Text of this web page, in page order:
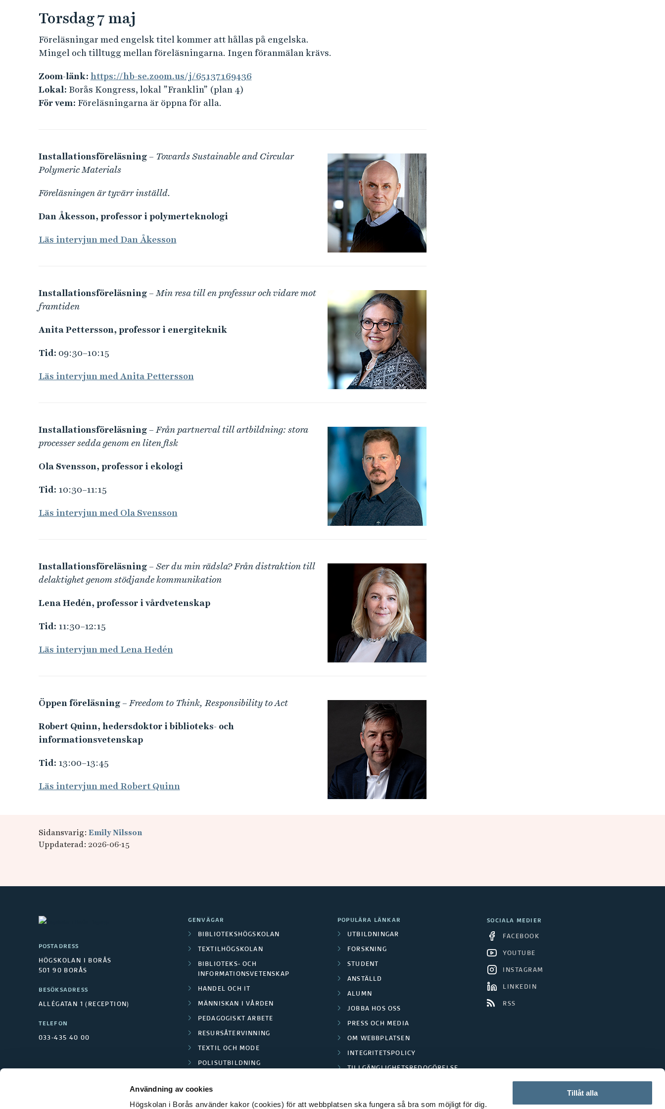
Användning av cookies
Högskolan i Borås använder kakor (cookies) för att webbplatsen ska fungera så bra som möjligt för dig.
Tillåt alla
Torsdag 7 maj
Föreläsningar med engelsk titel kommer att hållas på engelska.
Mingel och tilltugg mellan föreläsningarna. Ingen föranmälan krävs.
Zoom-länk: https://hb-se.zoom.us/j/65137169436
Lokal: Borås Kongress, lokal ”Franklin” (plan 4)
För vem: Föreläsningarna är öppna för alla.
Installationsföreläsning – Towards Sustainable and Circular
Polymeric Materials
Föreläsningen är tyvärr inställd.
Dan Åkesson, professor i polymerteknologi
Läs intervjun med Dan Åkesson
Installationsföreläsning – Min resa till en professur och vidare mot
framtiden
Anita Pettersson, professor i energiteknik
Tid: 09:30–10:15
Läs intervjun med Anita Pettersson
Installationsföreläsning – Från partnerval till artbildning: stora
processer sedda genom en liten fisk
Ola Svensson, professor i ekologi
Tid: 10:30–11:15
Läs intervjun med Ola Svensson
Installationsföreläsning – Ser du min rädsla? Från distraktion till
delaktighet genom stödjande kommunikation
Lena Hedén, professor i vårdvetenskap
Tid: 11:30–12:15
Läs intervjun med Lena Hedén
Öppen föreläsning – Freedom to Think, Responsibility to Act
Robert Quinn, hedersdoktor i biblioteks- och
informationsvetenskap
Tid: 13:00–13:45
Läs intervjun med Robert Quinn
Sidansvarig: Emily Nilsson
Uppdaterad: 2026-06-15
POSTADRESS
HÖGSKOLAN I BORÅS
501 90 BORÅS
BESÖKSADRESS
ALLÉGATAN 1 (RECEPTION)
TELEFON
033-435 40 00
GENVÄGAR
BIBLIOTEKSHÖGSKOLAN
TEXTILHÖGSKOLAN
BIBLIOTEKS- OCH
INFORMATIONSVETENSKAP
HANDEL OCH IT
MÄNNISKAN I VÅRDEN
PEDAGOGISKT ARBETE
RESURSÅTERVINNING
TEXTIL OCH MODE
POLISUTBILDNING
POPULÄRA LÄNKAR
UTBILDNINGAR
FORSKNING
STUDENT
ANSTÄLLD
ALUMN
JOBBA HOS OSS
PRESS OCH MEDIA
OM WEBBPLATSEN
INTEGRITETSPOLICY
TILLGÄNGLIGHETSREDOGÖRELSE
SOCIALA MEDIER
FACEBOOK
YOUTUBE
INSTAGRAM
LINKEDIN
RSS